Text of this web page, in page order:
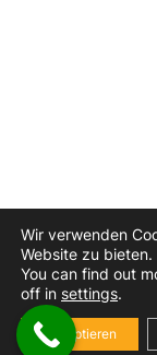
Wir verwenden
Website zu bieten.
You can find out
off in settings.
Akzeptieren